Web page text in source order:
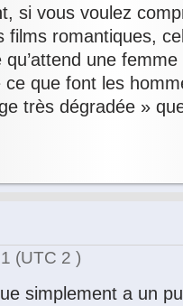
si vous voulez
films romantiques,
une femme
ce que font les
très dégradée »
(UTC 2 )
simplement a un